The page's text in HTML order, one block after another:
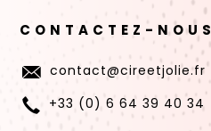
CONTACTEZ-NOUS
contact@cireetjolie.fr
+33 (0) 6 64 39 40 34